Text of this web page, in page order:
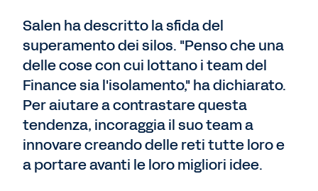
Salen ha descritto la sfida del
superamento dei silos. "Penso che una
delle cose con cui lottano i team del
Finance sia l'isolamento," ha dichiarato.
Per aiutare a contrastare questa
tendenza, incoraggia il suo team a
innovare creando delle reti tutte loro e
a portare avanti le loro migliori idee.